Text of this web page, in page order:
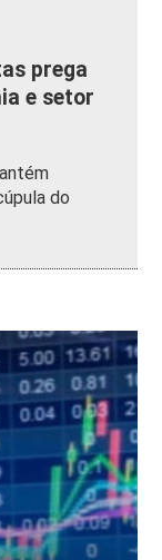
prega
e setor
do